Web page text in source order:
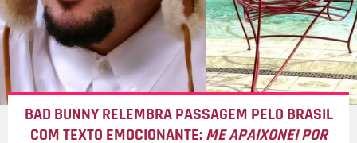
BAD BUNNY RELEMBRA PASSAGEM PELO BRASIL
COM TEXTO EMOCIONANTE:ME APAIXONEI POR